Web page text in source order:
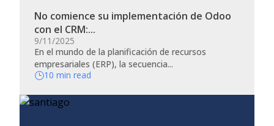
No comience su implementación de Odoo
con el CRM:...
9/11/2025
En el mundo de la planificación de recursos
empresariales (ERP), la secuencia...
10 min read